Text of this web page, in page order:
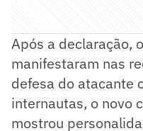
Após a declaração,
manifestaram nas
defesa do atacante
internautas, o novo
mostrou